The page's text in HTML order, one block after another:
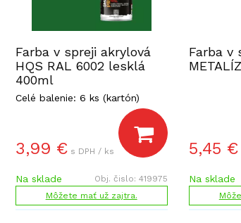
Farba v spreji akrylová
HQS RAL 6002 lesklá
400ml
Celé balenie: 6 ks (kartón)
3,99 € s DPH / ks
Na sklade Obj. čislo: 419975
Môžete mať už zajtra.
Farba v
5,45 €
Na sklade